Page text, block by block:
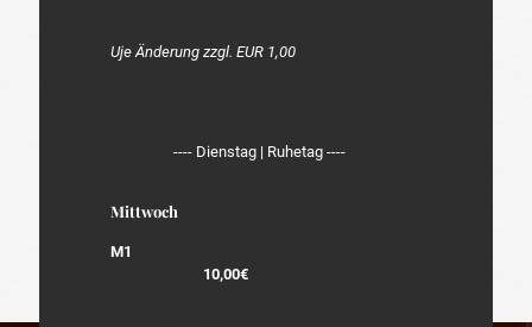
Uje Änderung zzgl. EUR 1,00
---- Dienstag | Ruhetag ----
Mittwoch
M1
10,00€